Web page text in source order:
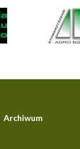
Archiwum